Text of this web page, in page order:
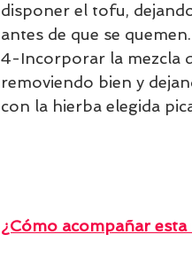
disponer el tofu,
antes de que se quemen.
4-Incorporar la mezcla
removiendo bien y
con la hierba elegida
¿Cómo acompañar esta